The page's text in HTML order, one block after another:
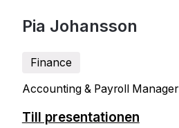
Pia Johansson
Finance
Accounting & Payroll Manager
Till presentationen